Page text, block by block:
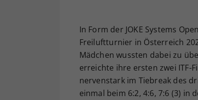
In Form der JOKE Systems
Freiluftturnier in Österreich
Mädchen wussten dabei zu
erreichte ihre ersten zwei ITF-
nervenstark im Tiebreak des
einmal beim 6:2, 4:6, 7:6 (3) in